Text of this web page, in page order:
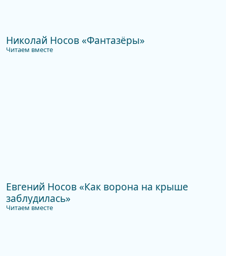
Николай Носов «Фантазёры»
Читаем вместе
Евгений Носов «Как ворона на крыше
заблудилась»
Читаем вместе